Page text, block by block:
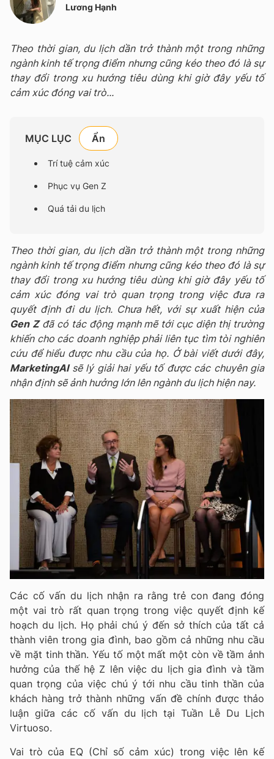
Lương Hạnh
Theo thời gian, du lịch dần trở thành một trong những
ngành kinh tế trọng điểm nhưng cũng kéo theo đó là sự
thay đổi trong xu hướng tiêu dùng khi giờ đây yếu tố
cảm xúc đóng vai trò...
MỤC LỤC
Trí tuệ cảm xúc
Phục vụ Gen Z
Quá tải du lịch
Theo thời gian, du lịch dần trở thành một trong những
ngành kinh tế trọng điểm nhưng cũng kéo theo đó là sự
thay đổi trong xu hướng tiêu dùng khi giờ đây yếu tố
cảm xúc đóng vai trò quan trọng trong việc đưa ra
quyết định đi du lịch. Chưa hết, với sự xuất hiện của
Gen Zđã có tác động mạnh mẽ tới cục diện thị trường
khiến cho các doanh nghiệp phải liên tục tìm tòi nghiên
cứu để hiểu được nhu cầu của họ. Ở bài viết dưới đây,
MarketingAIsẽ lý giải hai yếu tố được các chuyên gia
nhận định sẽ ảnh hưởng lớn lên ngành du lịch hiện nay.
Các cố vấn du lịch nhận ra rằng trẻ con đang đóng
một vai trò rất quan trọng trong việc quyết định kế
hoạch du lịch. Họ phải chú ý đến sở thích của tất cả
thành viên trong gia đình, bao gồm cả những nhu cầu
về mặt tinh thần. Yếu tố một mất một còn về tầm ảnh
hưởng của thế hệ Z lên việc du lịch gia đình và tầm
quan trọng của việc chú ý tới nhu cầu tinh thần của
khách hàng trở thành những vấn đề chính được thảo
luận giữa các cố vấn du lịch tại Tuần Lễ Du Lịch
Virtuoso.
Vai trò của EQ (Chỉ số cảm xúc) trong việc lên kế